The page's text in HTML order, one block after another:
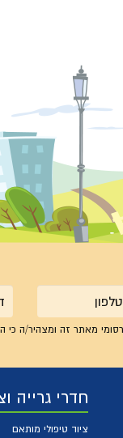
מאתר זה ומצהיר/ה כי
חדרי גרייה
ציוד טיפולי מותאם